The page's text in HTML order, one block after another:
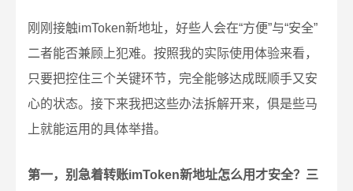
刚刚接触imToken新地址，好些人会在“方便”与“安全”
二者能否兼顾上犯难。按照我的实际使用体验来看，
只要把控住三个关键环节，完全能够达成既顺手又安
心的状态。接下来我把这些办法拆解开来，俱是些马
上就能运用的具体举措。
第一，别急着转账imToken新地址怎么用才安全？三